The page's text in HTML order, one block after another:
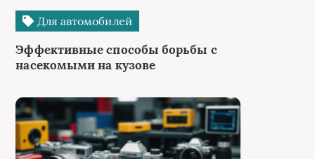
Для автомобилей
Эффективные способы борьбы с
насекомыми на кузове